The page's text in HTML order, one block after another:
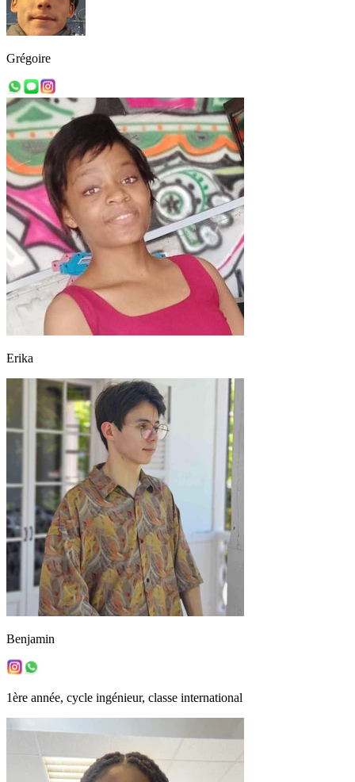
Grégoire
Erika
Benjamin
1ère année, cycle ingénieur, classe international